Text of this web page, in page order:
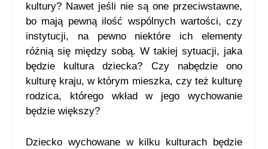
kultury? Nawet jeśli nie są one przeciwstawne,
bo mają pewną ilość wspólnych wartości, czy
instytucji, na pewno niektóre ich elementy
różnią się między sobą. W takiej sytuacji, jaka
będzie kultura dziecka? Czy nabędzie ono
kulturę kraju, w którym mieszka, czy też kulturę
rodzica, którego wkład w jego wychowanie
będzie większy?
Dziecko wychowane w kilku kulturach będzie